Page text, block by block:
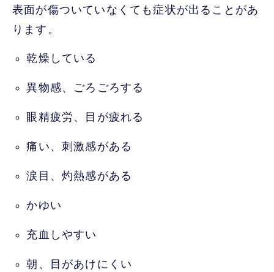
表面が傷ついていなくても症状が出ることがあ
ります。
乾燥している
異物感、ごろごろする
眼精疲労、目が疲れる
痛い、刺激感がある
涙目、灼熱感がある
かゆい
充血しやすい
朝、目があけにくい